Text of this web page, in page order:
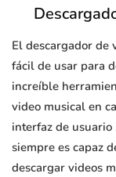
El descargador de
fácil de usar para
increíble
video musical en
interfaz de
siempre es capaz
descargar videos